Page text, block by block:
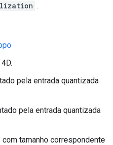
.
pela entrada quantizada
pela entrada quantizada
tamanho correspondente